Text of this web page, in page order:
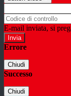
E-mail inviata, si
Errore
Chiudi
Successo
Chiudi